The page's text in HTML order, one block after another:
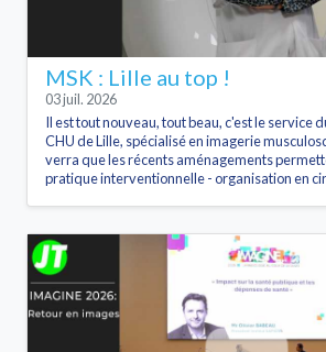
MSK : Lille au top !
03 juil. 2026
Il est tout nouveau, tout beau, c'est le service
CHU de Lille, spécialisé en imagerie
verra que les récents aménagements
pratique interventionnelle - organisation en